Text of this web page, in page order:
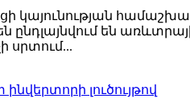
կայունության
են
սրտում...